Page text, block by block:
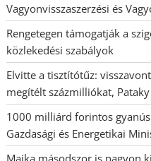
Vagyonvisszaszerzési és
Rengetegen támogatják a
közlekedési szabályok
Elvitte a tisztítótűz:
megítélt százmilliókat,
1000 milliárd forintos
Gazdasági és Energetikai
Majka másodszor is nagyon